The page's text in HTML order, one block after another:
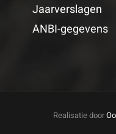
Jaarverslagen
ANBI-gegevens
Realisatie door